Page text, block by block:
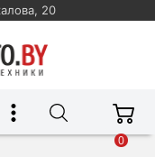
20
0